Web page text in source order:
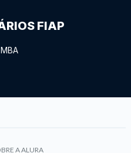
FIAP
MBA
A ALURA